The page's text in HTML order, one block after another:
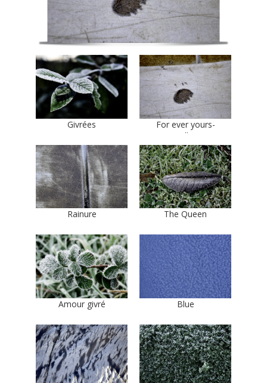
Givrées
For ever yours-
Emmanuelle Prosper
Rainure The Queen
Amour givré Blue